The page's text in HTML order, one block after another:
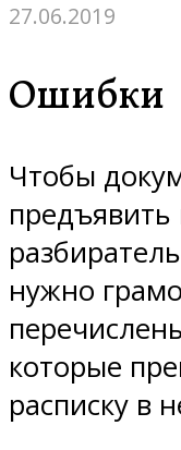
27.06.2019
Ошибки
Чтобы
предъявить
нужно
которые
расписку в